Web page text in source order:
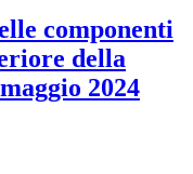
componenti
della
2024